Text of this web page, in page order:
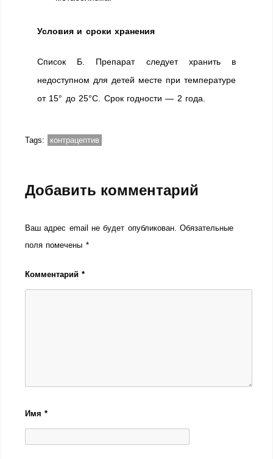
Условия и сроки хранения
Список Б. Препарат следует хранить в
недоступном для детей месте при температуре
от 15° до 25°C. Срок годности — 2 года.
Tags: контрацептив
Добавить комментарий
Ваш адрес email не будет опубликован. Обязательные
поля помечены *
Комментарий*
Имя*